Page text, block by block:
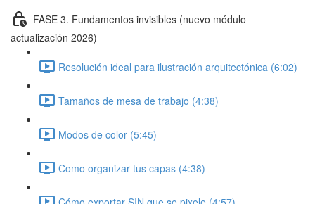
FASE 3. Fundamentos invisibles (nuevo módulo
actualización 2026)
Resolución ideal para ilustración arquitectónica (6:02)
Tamaños de mesa de trabajo (4:38)
Modos de color (5:45)
Como organizar tus capas (4:38)